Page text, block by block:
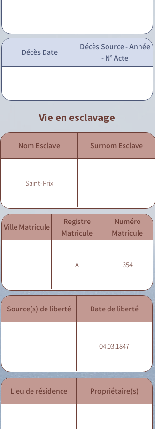
Décès Date
Décès Source - Année
- N° Acte
Vie en esclavage
Nom Esclave Surnom Esclave
Saint-Prix
Ville Matricule
Registre
Matricule
Numéro
Matricule
A 354
Source(s) de liberté Date de liberté
04.03.1847
Lieu de résidence Propriétaire(s)